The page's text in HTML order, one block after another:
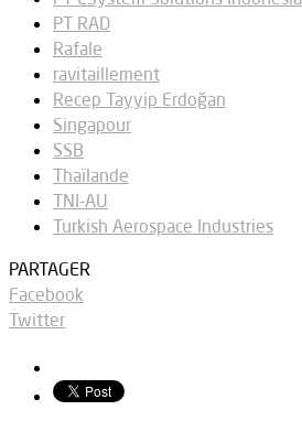
PT RAD
Rafale
ravitaillement
Recep Tayyip Erdoğan
Singapour
SSB
Thaïlande
TNI-AU
Turkish Aerospace Industries
PARTAGER
Facebook
Twitter